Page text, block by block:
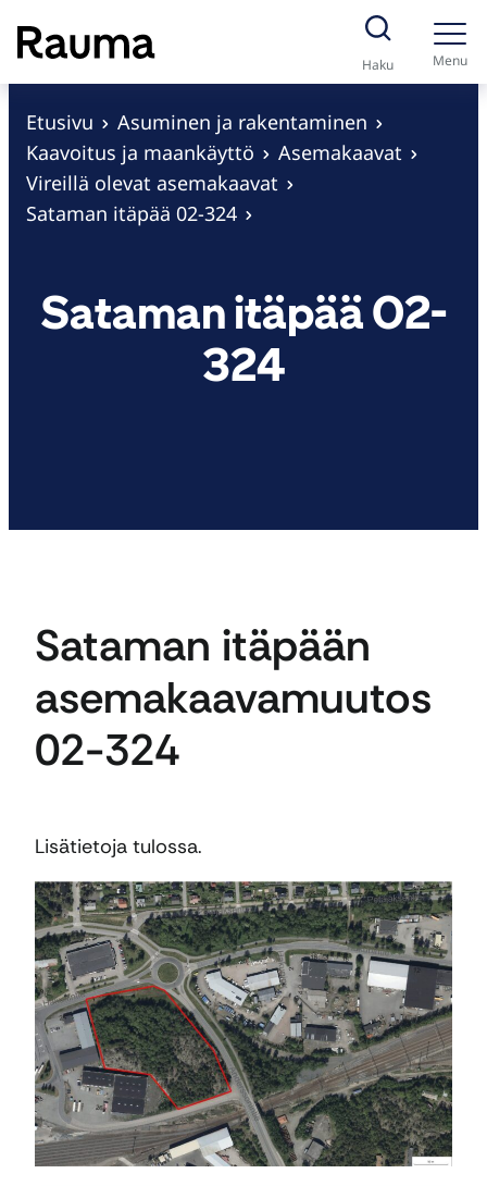
S
i
Haku Menu
Etusivu
Asuminen ja rakentaminen
Kaavoitus ja maankäyttö
Asemakaavat
Vireillä olevat asemakaavat
Sataman itäpää 02-324
Sataman itäpää 02-
324
Sataman itäpään
asemakaavamuutos
02-324
Lisätietoja tulossa.